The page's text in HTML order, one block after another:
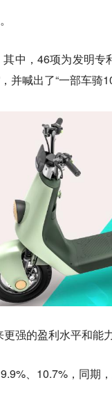
中，46项为发明专
喊出了“一部车骑10
强的盈利水平和能力
、10.7%，同期，